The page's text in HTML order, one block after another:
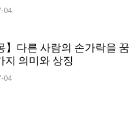
04
】다른 사람의 손가락을 꿈
지 의미와 상징
04